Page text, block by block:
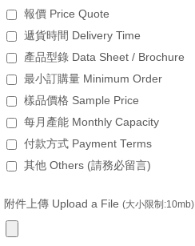
報價 Price Quote
遞貨時間 Delivery Time
產品型錄 Data Sheet / Brochure
最小訂購量 Minimum Order
樣品價格 Sample Price
每月產能 Monthly Capacity
付款方式 Payment Terms
其他 Others (請務必留言)
附件上傳 Upload a File (大小限制:10mb)